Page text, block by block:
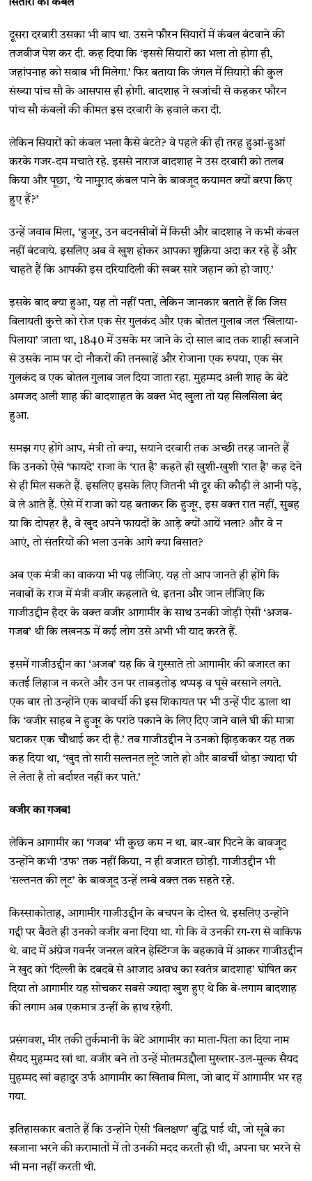
सितारों को कंबल
दूसरा दरबारी उसका भी बाप था. उसने फौरन सियारों में कंबल बंटवाने की
तजवीज पेश कर दी. कह दिया कि ‘इससे सियारों का भला तो होगा ही,
जहांपनाह को सवाब भी मिलेगा.’ फिर बताया कि जंगल में सियारों की कुल
संख्या पांच सौ के आसपास ही होगी. बादशाह ने खजांची से कहकर फौरन
पांच सौ कंबलों की कीमत इस दरबारी के हवाले करा दी.
लेकिन सियारों को कंबल भला कैसे बंटते? वे पहले की ही तरह हुआं-हुआं
करके गजर-दम मचाते रहे. इससे नाराज बादशाह ने उस दरबारी को तलब
किया और पूछा, ‘ये नामुराद कंबल पाने के बावजूद कयामत क्यों बरपा किए
हुए हैं?’
उन्हें जवाब मिला, ‘हुजूर, उन बदनसीबों में किसी और बादशाह ने कभी कंबल
नहीं बंटवाये. इसलिए अब वे खुश होकर आपका शुक्रिया अदा कर रहे हैं और
चाहते हैं कि आपकी इस दरियादिली की खबर सारे जहान को हो जाए.’
इसके बाद क्या हुआ, यह तो नहीं पता, लेकिन जानकार बताते हैं कि जिस
विलायती कुत्ते को रोज एक सेर गुलकंद और एक बोतल गुलाब जल ‘खिलाया-
पिलाया’ जाता था, 1840 में उसके मर जाने के दो साल बाद तक शाही खजाने
से उसके नाम पर दो नौकरों की तनखाहें और रोजाना एक रुपया, एक सेर
गुलकंद व एक बोतल गुलाब जल दिया जाता रहा. मुहम्मद अली शाह के बेटे
अमजद अली शाह की बादशाहत के वक्त भेद खुला तो यह सिलसिला बंद
हुआ.
समझ गए होंगे आप, मंत्री तो क्या, सयाने दरबारी तक अच्छी तरह जानते हैं
कि उनको ऐसे ‘फायदे’ राजा के ‘रात है’ कहते ही खुशी-खुशी ‘रात है’ कह देने
से ही मिल सकते हैं. इसलिए इसके लिए जितनी भी दूर की कौड़ी ले आनी पड़े,
वे ले आते हैं. ऐसे में राजा को यह बताकर कि हुजूर, इस वक्त रात नहीं, सुबह
या कि दोपहर है, वे खुद अपने फायदों के आड़े क्यों आयें भला? और वे न
आएं, तो संतरियों की भला उनके आगे क्या बिसात?
अब एक मंत्री का वाकया भी पढ़ लीजिए. यह तो आप जानते ही होंगे कि
नवाबों के राज में मंत्री वजीर कहलाते थे. इतना और जान लीजिए कि
गाजीउद्दीन हैदर के वक्त वजीर आगामीर के साथ उनकी जोड़ी ऐसी ‘अजब-
गजब’ थी कि लखनऊ में कई लोग उसे अभी भी याद करते हैं.
इसमें गाजीउद्दीन का ‘अजब’ यह कि वे गुस्साते तो आगामीर की वजारत का
कतई लिहाज न करते और उन पर ताबड़तोड़ थप्पड़ व घूसे बरसाने लगते.
एक बार तो उन्होंने एक बावर्ची की इस शिकायत पर भी उन्हें पीट डाला था
कि ‘वजीर साहब ने हुजूर के परांठे पकाने के लिए दिए जाने वाले घी की मात्रा
घटाकर एक चौथाई कर दी है.’ तब गाजीउद्दीन ने उनको झिड़ककर यह तक
कह दिया था, ‘खुद तो सारी सल्तनत लूटे जाते हो और बावर्ची थोड़ा ज्यादा घी
ले लेता है तो बर्दाश्त नहीं कर पाते.’
वजीर का गजब!
लेकिन आगामीर का ‘गजब’ भी कुछ कम न था. बार-बार पिटने के बावजूद
उन्होंने कभी ‘उफ’ तक नहीं किया, न ही वजारत छोड़ी. गाजीउद्दीन भी
‘सल्तनत की लूट’ के बावजूद उन्हें लम्बे वक्त तक सहते रहे.
किस्साकोताह, आगामीर गाजीउद्दीन के बचपन के दोस्त थे. इसलिए उन्होंने
गद्दी पर बैठते ही उनको वजीर बना दिया था. गो कि वे उनकी रग-रग से वाकिफ
थे. बाद में अंग्रेज गवर्नर जनरल वारेन हेस्टिंग्ज के बहकावे में आकर गाजीउद्दीन
ने खुद को ‘दिल्ली के दबदबे से आजाद अवध का स्वतंत्र बादशाह’ घोषित कर
दिया तो आगामीर यह सोचकर सबसे ज्यादा खुश हुए थे कि बे-लगाम बादशाह
की लगाम अब एकमात्र उन्हीं के हाथ रहेगी.
प्रसंगवश, मीर तकी तुर्कमानी के बेटे आगामीर का माता-पिता का दिया नाम
सैयद मुहम्मद खां था. वजीर बने तो उन्हें मोतमउद्दौला मुख्तार-उल-मुल्क सैयद
मुहम्मद खां बहादुर उर्फ आगामीर का खिताब मिला, जो बाद में आगामीर भर रह
गया.
इतिहासकार बताते हैं कि उन्होंने ऐसी ‘विलक्षण’ बुद्धि पाई थी, जो सूबे का
खजाना भरने की करामातों में तो उनकी मदद करती ही थी, अपना घर भरने से
भी मना नहीं करती थी.